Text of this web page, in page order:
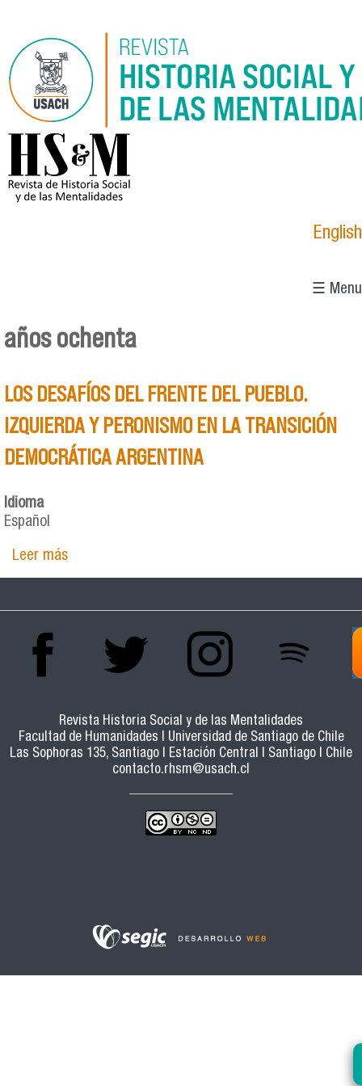
logo_hsm_2021.png
English
☰ Menu
años ochenta
LOS DESAFÍOS DEL FRENTE DEL PUEBLO.
IZQUIERDA Y PERONISMO EN LA TRANSICIÓN
DEMOCRÁTICA ARGENTINA
Idioma
Español
Leer mássobre LOS DESAFÍOS DEL FRENTE DEL PUEBLO.
IZQUIERDA Y PERONISMO EN LA TRANSICIÓN
Revista Historia Social y de las Mentalidades
Facultad de Humanidades | Universidad de Santiago de Chile
Las Sophoras 135, Santiago | Estación Central | Santiago | Chile
contacto.rhsm@usach.cl